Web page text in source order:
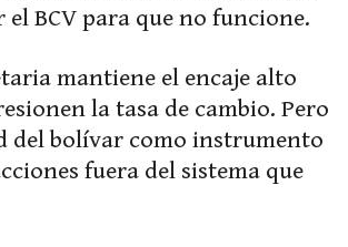
BCV para que no funcione.
mantiene el encaje alto
la tasa de cambio. Pero
del bolívar como instrumento
fuera del sistema que